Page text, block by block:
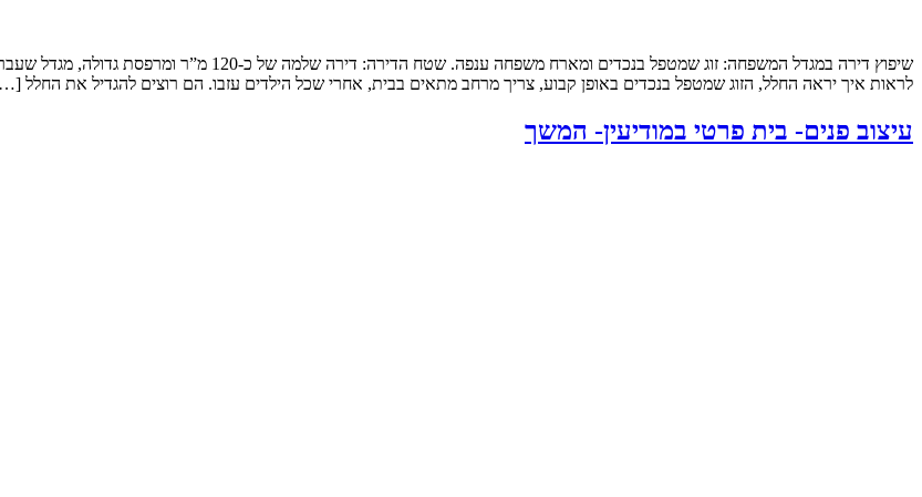
שיפוץ דירה במגדל המשפחה: זוג שמטפל בנכדים ומארח
לראות איך יראה החלל, הזוג שמטפל בנכדים באופן קבוע, צריך מרחב מתאים בבית, אחרי שכל הילדים עזבו. הם רוצים להגדיל את החלל
עיצוב פנים- בית פרטי במודיעין- המשך